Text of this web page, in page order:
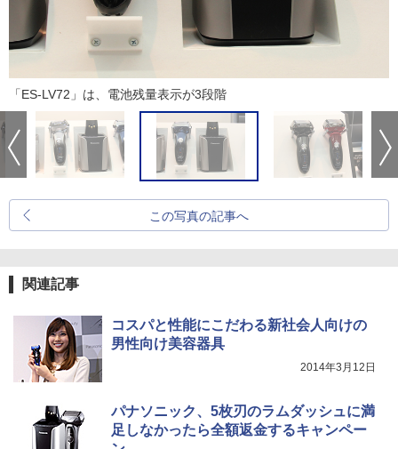
「ES-LV72」は、電池残量表示が3段階
この写真の記事へ
関連記事
コスパと性能にこだわる新社会人向けの
男性向け美容器具
2014年3月12日
パナソニック、5枚刃のラムダッシュに満
足しなかったら全額返金するキャンペー